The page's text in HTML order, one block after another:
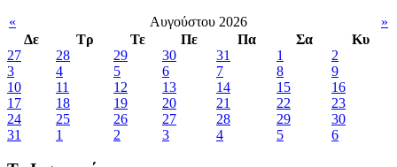
« Αυγούστου 2026
»
Δε
Τρ Τε Πε Πα Σα
Κυ
27
28 29 30 31 1
2
3
4 5 6 7 8
9
10
11 12 13 14 15
16
17
18 19 20 21 22
23
24
25 26 27 28 29
30
31
1 2 3 4 5 6